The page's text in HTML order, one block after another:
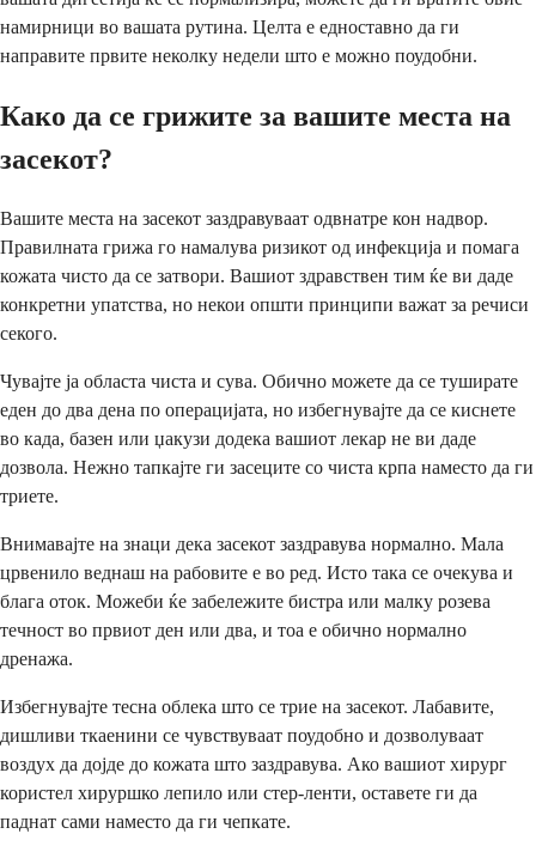
намирници во вашата рутина. Целта е едноставно да ги
направите првите неколку недели што е можно поудобни.
Како да се грижите за вашите места на
засекот?
Вашите места на засекот заздравуваат одвнатре кон надвор.
Правилната грижа го намалува ризикот од инфекција и помага
кожата чисто да се затвори. Вашиот здравствен тим ќе ви даде
конкретни упатства, но некои општи принципи важат за речиси
секого.
Чувајте ја областа чиста и сува. Обично можете да се туширате
еден до два дена по операцијата, но избегнувајте да се киснете
во када, базен или џакузи додека вашиот лекар не ви даде
дозвола. Нежно тапкајте ги засеците со чиста крпа наместо да ги
триете.
Внимавајте на знаци дека засекот заздравува нормално. Мала
црвенило веднаш на рабовите е во ред. Исто така се очекува и
блага оток. Можеби ќе забележите бистра или малку розева
течност во првиот ден или два, и тоа е обично нормално
дренажа.
Избегнувајте тесна облека што се трие на засекот. Лабавите,
дишливи ткаенини се чувствуваат поудобно и дозволуваат
воздух да дојде до кожата што заздравува. Ако вашиот хирург
користел хируршко лепило или стер-ленти, оставете ги да
паднат сами наместо да ги чепкате.